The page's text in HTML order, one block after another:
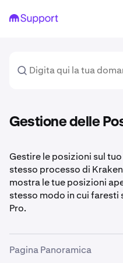
Gestione delle
Gestire le posizioni sul
stesso processo di
mostra le tue posizioni
stesso modo in cui faresti
Pro.
Pagina Panoramica